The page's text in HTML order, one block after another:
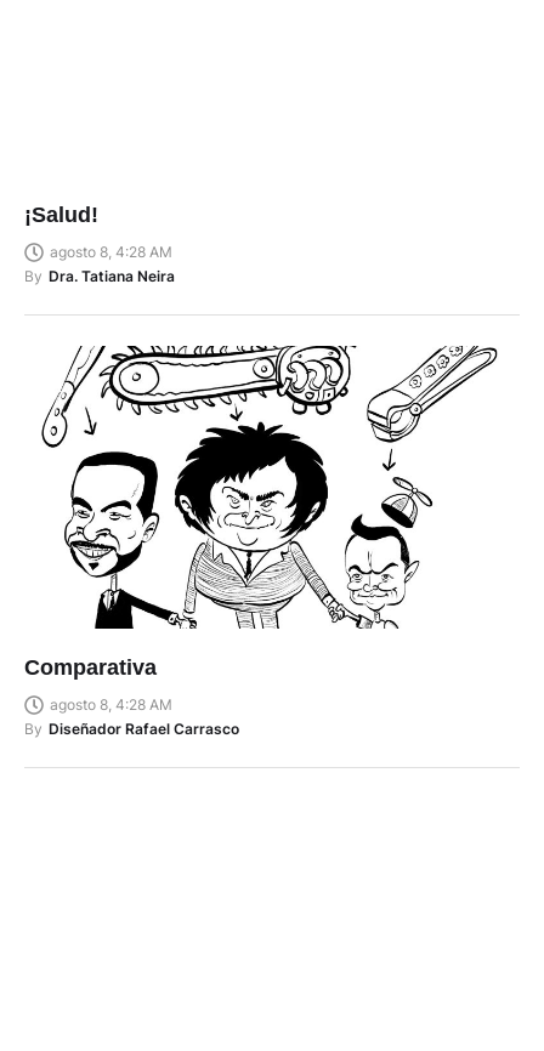
¡Salud!
agosto 8, 4:28 AM
By Dra. Tatiana Neira
Comparativa
agosto 8, 4:28 AM
By Diseñador Rafael Carrasco